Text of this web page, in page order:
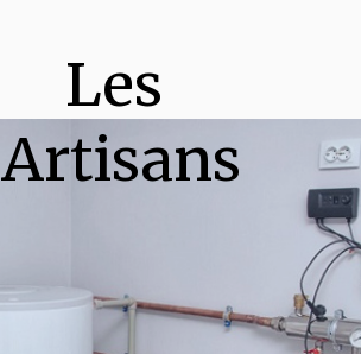
Les
Artisans